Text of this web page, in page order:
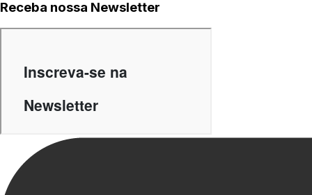
Receba nossa Newsletter